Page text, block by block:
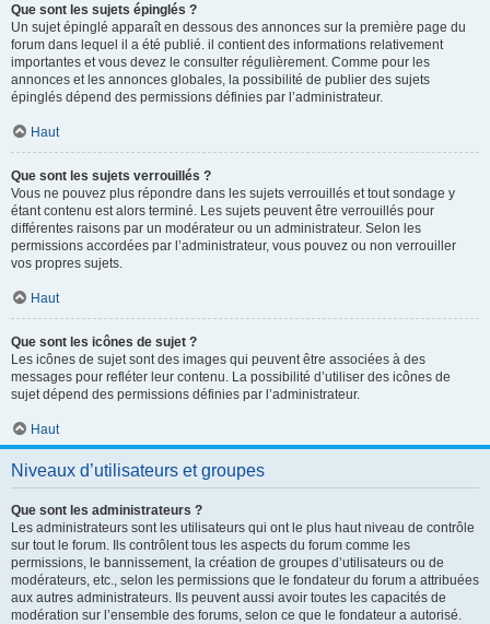
Que sont les sujets épinglés ?
Un sujet épinglé apparaît en dessous des annonces sur la première page du
forum dans lequel il a été publié. il contient des informations relativement
importantes et vous devez le consulter régulièrement. Comme pour les
annonces et les annonces globales, la possibilité de publier des sujets
épinglés dépend des permissions définies par l’administrateur.
Haut
Que sont les sujets verrouillés ?
Vous ne pouvez plus répondre dans les sujets verrouillés et tout sondage y
étant contenu est alors terminé. Les sujets peuvent être verrouillés pour
différentes raisons par un modérateur ou un administrateur. Selon les
permissions accordées par l’administrateur, vous pouvez ou non verrouiller
vos propres sujets.
Haut
Que sont les icônes de sujet ?
Les icônes de sujet sont des images qui peuvent être associées à des
messages pour refléter leur contenu. La possibilité d’utiliser des icônes de
sujet dépend des permissions définies par l’administrateur.
Haut
Niveaux d’utilisateurs et groupes
Que sont les administrateurs ?
Les administrateurs sont les utilisateurs qui ont le plus haut niveau de contrôle
sur tout le forum. Ils contrôlent tous les aspects du forum comme les
permissions, le bannissement, la création de groupes d’utilisateurs ou de
modérateurs, etc., selon les permissions que le fondateur du forum a attribuées
aux autres administrateurs. Ils peuvent aussi avoir toutes les capacités de
modération sur l’ensemble des forums, selon ce que le fondateur a autorisé.